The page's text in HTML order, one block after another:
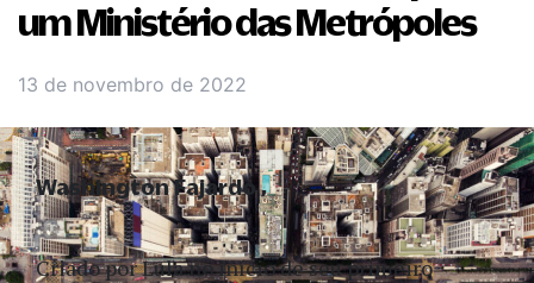
um Ministério das Metrópoles
13 de novembro de 2022
Criado por Lula no início de seu primeiro
Washington Fajardo